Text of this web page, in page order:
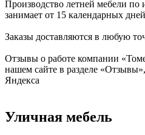
Производство летней мебели по
занимает от 15 календарных
Заказы доставляются в любую
Отзывы о работе компании
нашем сайте в разделе
Яндекса
Уличная мебель